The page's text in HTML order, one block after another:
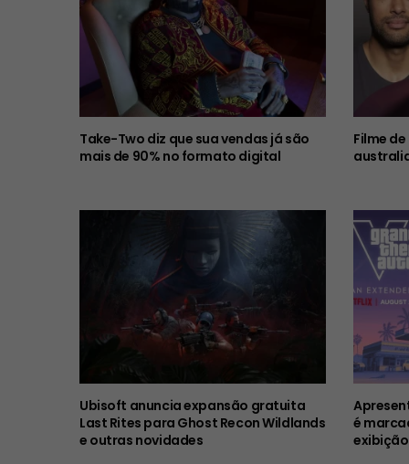
Take-Two diz que sua vendas já são
mais de 90% no formato digital
Filme
Ubisoft anuncia expansão gratuita
Last Rites para Ghost Recon Wildlands
e outras novidades
é